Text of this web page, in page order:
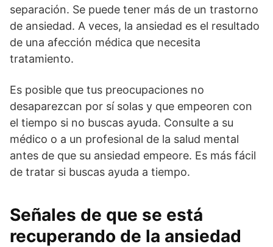
separación. Se puede tener más de un trastorno
de ansiedad. A veces, la ansiedad es el resultado
de una afección médica que necesita
tratamiento.
Es posible que tus preocupaciones no
desaparezcan por sí solas y que empeoren con
el tiempo si no buscas ayuda. Consulte a su
médico o a un profesional de la salud mental
antes de que su ansiedad empeore. Es más fácil
de tratar si buscas ayuda a tiempo.
Señales de que se está
recuperando de la ansiedad